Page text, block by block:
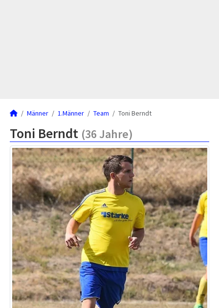
Männer 1.Männer Team Toni Berndt
Toni Berndt (36 Jahre)